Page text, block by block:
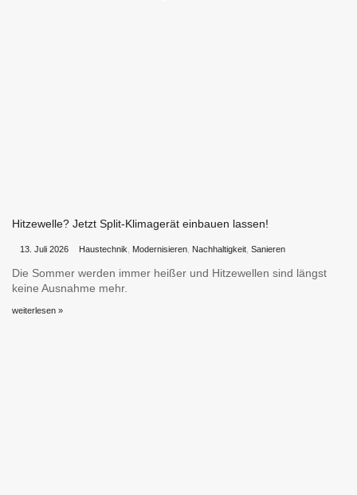
Hitzewelle? Jetzt Split-Klimagerät einbauen lassen!
13. Juli 2026 Haustechnik Modernisieren Nachhaltigkeit Sanieren
Die Sommer werden immer heißer und Hitzewellen sind längst
keine Ausnahme mehr.
weiterlesen »